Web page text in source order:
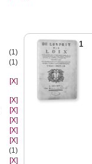
(1)
(1)
[X]
[X]
[X]
[X]
[X]
[X]
(1)
[X]
1